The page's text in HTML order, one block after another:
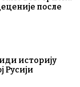
после
историју
Русији